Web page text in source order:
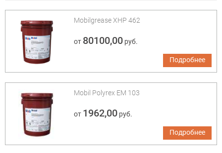
Mobilgrease XHP 462
от 80100,00руб.
Подробнее
Mobil Polyrex EM 103
от 1962,00руб.
Подробнее